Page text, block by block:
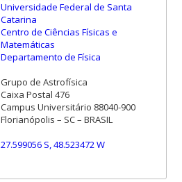
Universidade Federal de Santa
Catarina
Centro de Ciências Físicas e
Matemáticas
Departamento de Física
Grupo de Astrofísica
Caixa Postal 476
Campus Universitário 88040-900
Florianópolis – SC – BRASIL
27.599056 S, 48.523472 W